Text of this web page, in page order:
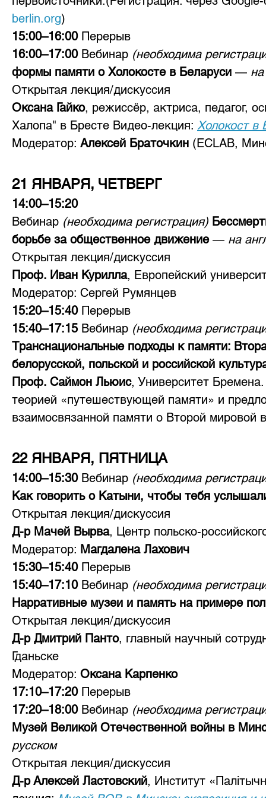
berlin.org)
15:00–16:00 Перерыв
16:00–17:00 Вебинар (необходима
формы памяти о Холокосте в Беларуси —
Открытая лекция/дискуссия
Оксана Гайко, режиссёр, актриса, педагог,
Халопа" в Бресте Видео-лекция: Холокост в
Модератор: Алексей Браточкин (ECLAB,
21 ЯНВАРЯ, ЧЕТВЕРГ
14:00–15:20
Вебинар (необходима регистрация)
борьбе за общественное движение — на
Открытая лекция/дискуссия
Проф. Иван Курилла, Европейский
Модератор: Сергей Румянцев
15:20–15:40 Перерыв
15:40–17:15 Вебинар (необходима
Транснациональные подходы к памяти:
белорусской, польской и российской
Проф. Саймон Льюис, Университет
теорией «путешествующей памяти» и
взаимосвязанной памяти о Второй мировой
22 ЯНВАРЯ, ПЯТНИЦА
14:00–15:30 Вебинар (необходима
Как говорить о Катыни, чтобы тебя
Открытая лекция/дискуссия
Д-р Мачей Вырва, Центр польско-
Модератор: Магдалена Лахович
15:30–15:40 Перерыв
15:40–17:10 Вебинар (необходима
Нарративные музеи и память на примере
Открытая лекция/дискуссия
Д-р Дмитрий Панто, главный научный
Гданьске
Модератор: Оксана Карпенко
17:10–17:20 Перерыв
17:20–18:00 Вебинар (необходима
Музей Великой Отечественной войны в
русском
Открытая лекция/дискуссия
Д-р Алексей Ластовский, Институт